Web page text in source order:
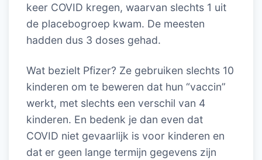
keer COVID kregen, waarvan slechts 1 uit
de placebogroep kwam. De meesten
hadden dus 3 doses gehad.
Wat bezielt Pfizer? Ze gebruiken slechts 10
kinderen om te beweren dat hun “vaccin”
werkt, met slechts een verschil van 4
kinderen. En bedenk je dan even dat
COVID niet gevaarlijk is voor kinderen en
dat er geen lange termijn gegevens zijn